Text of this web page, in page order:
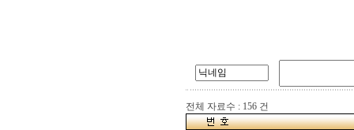
전체 자료수 : 156 건